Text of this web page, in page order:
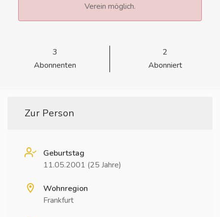
Verein möglich.
3
Abonnenten
2
Abonniert
Zur Person
Geburtstag
11.05.2001 (25 Jahre)
Wohnregion
Frankfurt